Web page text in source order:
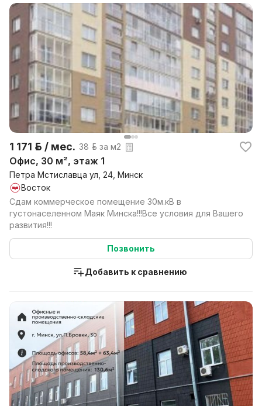
1 171 р. / мес. 38 р. за м2
Офис, 30 м², этаж 1
Петра Мстиславца ул, 24, Минск
Восток
Сдам коммерческое помещение 30м.кВ в
густонаселенном Маяк Минска!!!Все условия для Вашего
развития!!!
Позвонить
Добавить к сравнению